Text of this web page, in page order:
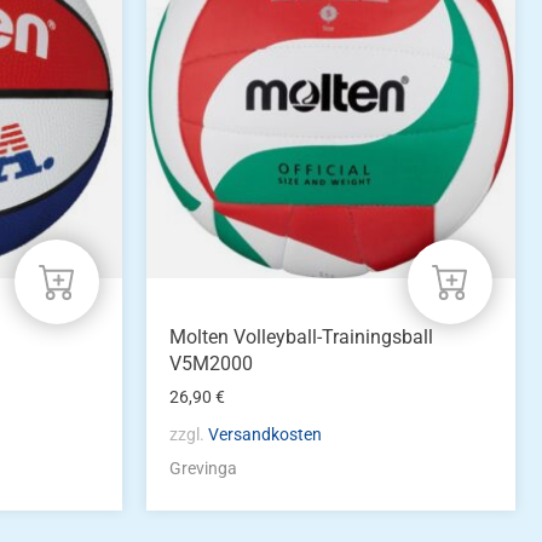
Molten Volleyball-Trainingsball
V5M2000
26,90€
zzgl.Versandkosten
Grevinga